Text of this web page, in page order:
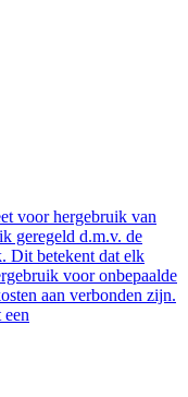
voor hergebruik van
geregeld d.m.v. de
Dit betekent dat elk
voor onbepaalde
aan verbonden zijn.